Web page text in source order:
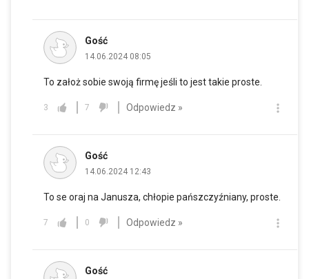
Gość
14.06.2024 08:05
To założ sobie swoją firmę jeśli to jest takie proste.
3 7 Odpowiedz »
Gość
14.06.2024 12:43
To se oraj na Janusza, chłopie pańszczyźniany, proste.
7 0 Odpowiedz »
Gość